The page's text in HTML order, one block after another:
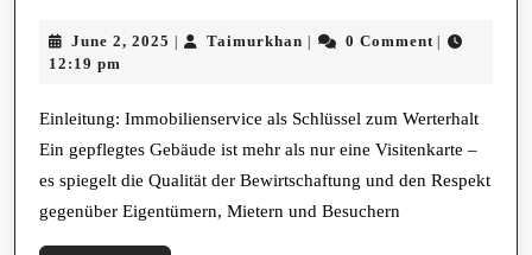
in
Qualität,
Zuverlässigkeit
und
Werterhalt
June 2, 2025 June
| Taimurkhan Taimurkhan
| 0 Comment |
12:19 pm
Einleitung: Immobilienservice als Schlüssel zum Werterhalt
Ein gepflegtes Gebäude ist mehr als nur eine Visitenkarte –
es spiegelt die Qualität der Bewirtschaftung und den Respekt
gegenüber Eigentümern, Mietern und Besuchern